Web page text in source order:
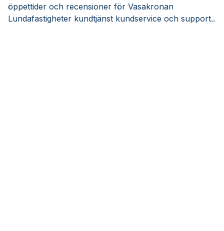
öppettider och recensioner för Vasakronan
Lundafastigheter kundtjänst kundservice och support..